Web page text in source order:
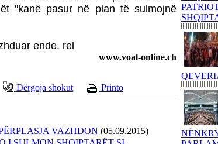
"kanë pasur në plan të sulmojnë
ende. rel
www.voal-online.ch
Dërgoja shokut Printo
VAZHDON (05.09.2015)
NË
nga
DHE
TË